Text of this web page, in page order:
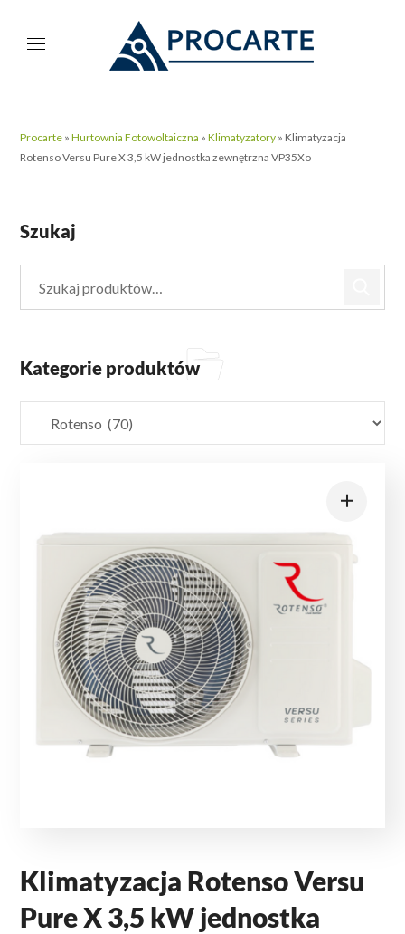
Procarte »Hurtownia Fotowoltaiczna »Klimatyzatory » Klimatyzacja
Rotenso Versu Pure X 3,5 kW jednostka zewnętrzna VP35Xo
Klimatyzacja Rotenso Versu
Pure X 3,5 kW jednostka
Szukaj
Kategorie produktów